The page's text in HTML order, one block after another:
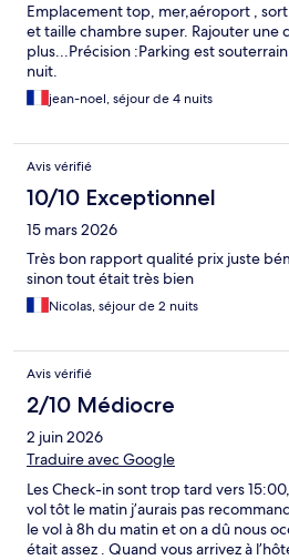
Emplacement top, mer,aéroport ,
et taille chambre super. Rajouter une
plus...Précision :Parking est
nuit.
jean-noel, séjour de 4 nuits
Avis vérifié
10/10 Exceptionnel
15 mars 2026
Très bon rapport qualité prix juste
sinon tout était très bien
Nicolas, séjour de 2 nuits
Avis vérifié
2/10 Médiocre
2 juin 2026
Traduire avec Google
Les Check-in sont trop tard vers
vol tôt le matin j’aurais pas
le vol à 8h du matin et on a dû nous
était assez . Quand vous arrivez à